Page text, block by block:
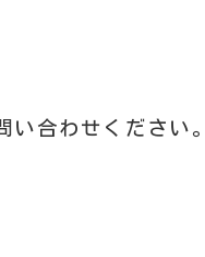
い合わせください。